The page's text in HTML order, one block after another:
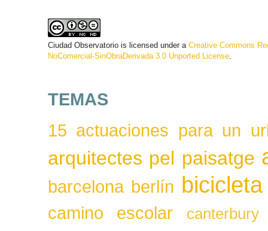
Ciudad Observatorio is licensed under a Creative Commons
NoComercial-SinObraDerivada 3.0 Unported License.
TEMAS
15 actuaciones para un
arquitectes pel paisatge
barcelona berlín bicicleta
camino escolar canterbury